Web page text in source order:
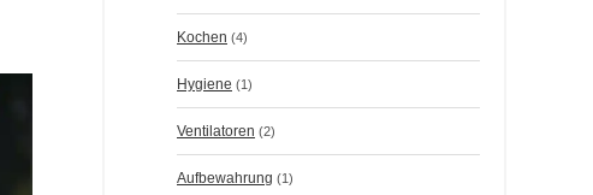
Kochen (4)
Hygiene (1)
Ventilatoren (2)
Aufbewahrung (1)